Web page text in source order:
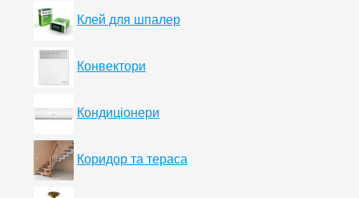
Клей для шпалер
Конвектори
Кондиціонери
Коридор та тераса